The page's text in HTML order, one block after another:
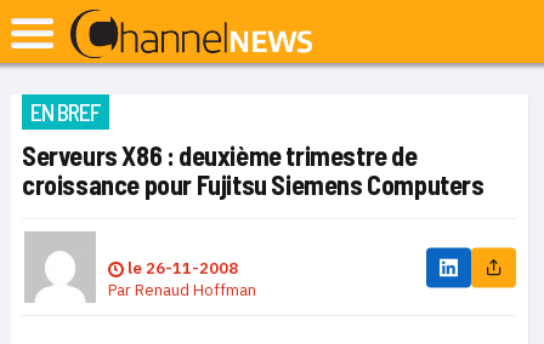
EN BREF
Serveurs X86 : deuxième trimestre de
croissance pour Fujitsu Siemens Computers
le 26-11-2008
ParRenaud Hoffman